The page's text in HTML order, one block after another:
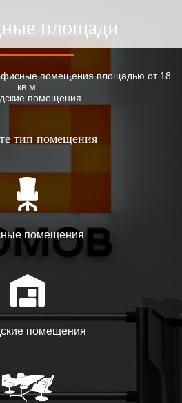
площади
помещения площадью от 18
кв.м.
помещения.
тип помещения
помещения
помещения